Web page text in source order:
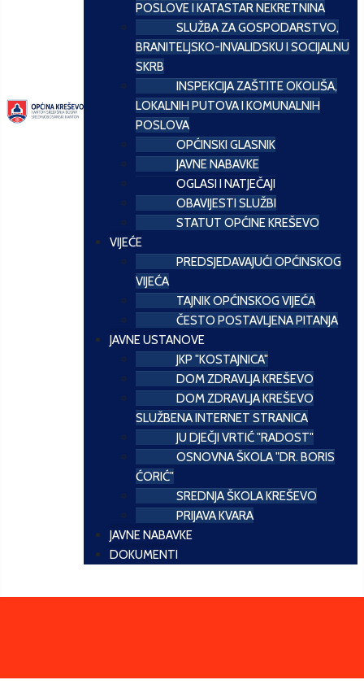
POSLOVE I KATASTAR NEKRETNINA
SLUŽBA ZA GOSPODARSTVO,
BRANITELJSKO-INVALIDSKU I SOCIJALNU
SKRB
INSPEKCIJA ZAŠTITE OKOLIŠA,
LOKALNIH PUTOVA I KOMUNALNIH
POSLOVA
OPĆINSKI GLASNIK
JAVNE NABAVKE
OGLASI I NATJEČAJI
OBAVIJESTI SLUŽBI
STATUT OPĆINE KREŠEVO
VIJEĆE
PREDSJEDAVAJUĆI OPĆINSKOG
VIJEĆA
TAJNIK OPĆINSKOG VIJEĆA
ČESTO POSTAVLJENA PITANJA
JAVNE USTANOVE
JKP "KOSTAJNICA"
DOM ZDRAVLJA KREŠEVO
DOM ZDRAVLJA KREŠEVO
SLUŽBENA INTERNET STRANICA
JU DJEČJI VRTIĆ "RADOST"
OSNOVNA ŠKOLA "DR. BORIS
ĆORIĆ"
SREDNJA ŠKOLA KREŠEVO
PRIJAVA KVARA
JAVNE NABAVKE
DOKUMENTI